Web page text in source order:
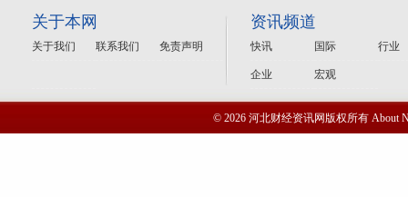
关于本网
关于我们 联系我们 免责声明
资讯频道
快讯 国际 行业
企业 宏观
© 2026 河北财经资讯网版权所有 About